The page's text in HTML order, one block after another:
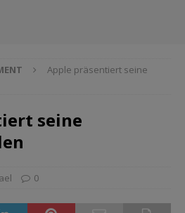
Apple präsentiert seine
seine
0